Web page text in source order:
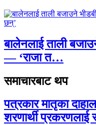
बालेनलाई ताली
— ‘राजा त…
समाचारबाट थप
पत्रकार मातृका
शरणार्थी प्रकरणलाई